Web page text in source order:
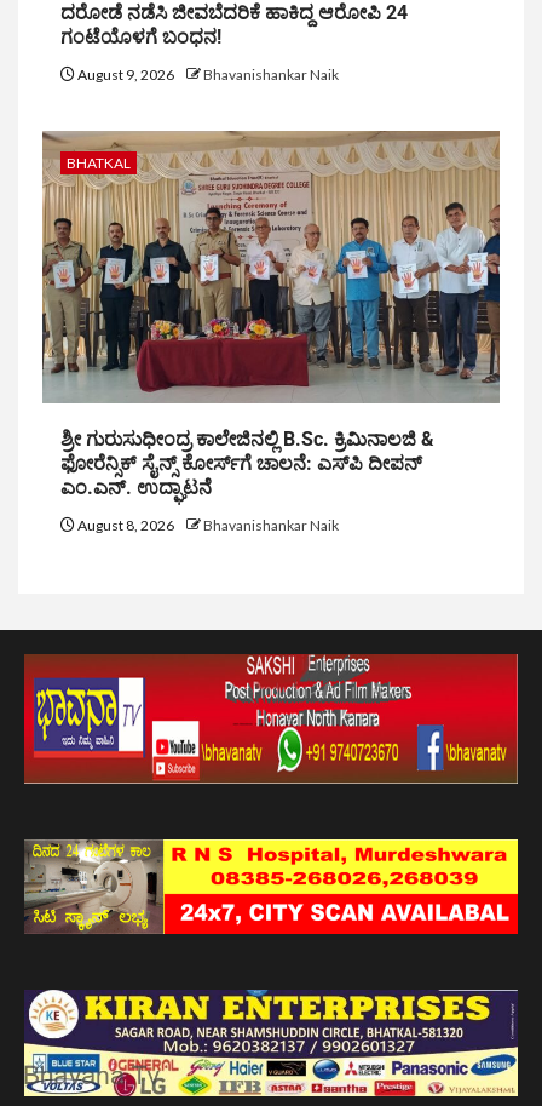
ದರೋಡೆ ನಡೆಸಿ ಜೀವಬೆದರಿಕೆ ಹಾಕಿದ್ದ ಆರೋಪಿ 24
ಗಂಟೆಯೊಳಗೆ ಬಂಧನ!
August 9, 2026 Bhavanishankar Naik
BHATKAL
ಶ್ರೀ ಗುರುಸುಧೀಂದ್ರ ಕಾಲೇಜಿನಲ್ಲಿ B.Sc. ಕ್ರಿಮಿನಾಲಜಿ &
ಫೋರೆನ್ಸಿಕ್ ಸೈನ್ಸ್ ಕೋರ್ಸ್‌ಗೆ ಚಾಲನೆ: ಎಸ್‌ಪಿ ದೀಪನ್
ಎಂ.ಎನ್. ಉದ್ಘಾಟನೆ
August 8, 2026 Bhavanishankar Naik